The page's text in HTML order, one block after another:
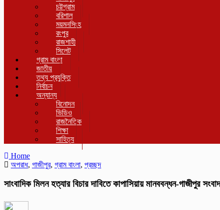
চট্টগ্রাম
বরিশাল
ময়মনসিংহ
রংপুর
রাজশাহী
সিলেট
গ্রাম বাংলা
জাতীয়
তথ্য প্রযুক্তি
নির্বাচন
অন্যান্য
বিনোদন
ভিডিও
রাজনৈতিক
শিক্ষা
সাহিত্য
Home
অপরাধ, গাজীপুর, গ্রাম বাংলা, প্রচ্ছদ
সাংবাদিক মিলন হত্যার বিচার দাবিতে কাপাসিয়ায় মানববন্ধন-গাজীপুর